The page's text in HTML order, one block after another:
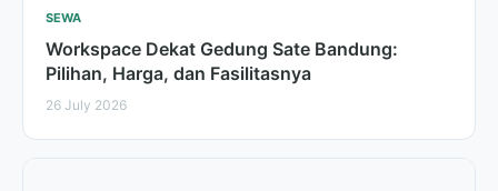
SEWA
Workspace Dekat Gedung Sate Bandung:
Pilihan, Harga, dan Fasilitasnya
26 July 2026